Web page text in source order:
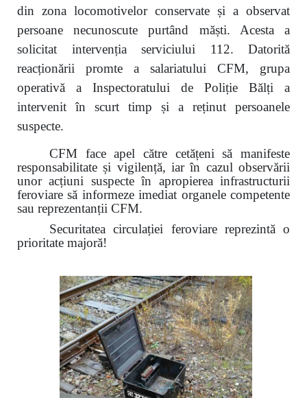
din zona locomotivelor conservate și a observat
persoane necunoscute purtând măști. Acesta a
solicitat intervenția serviciului 112. Datorită
reacționării promte a salariatului CFM, grupa
operativă a Inspectoratului de Poliție Bălți a
intervenit în scurt timp și a reținut persoanele
suspecte.
CFM face apel către cetățeni să manifeste
responsabilitate și vigilență, iar în cazul observării
unor acțiuni suspecte în apropierea infrastructurii
feroviare să informeze imediat organele competente
sau reprezentanții CFM.
Securitatea circulației feroviare reprezintă o
prioritate majoră!